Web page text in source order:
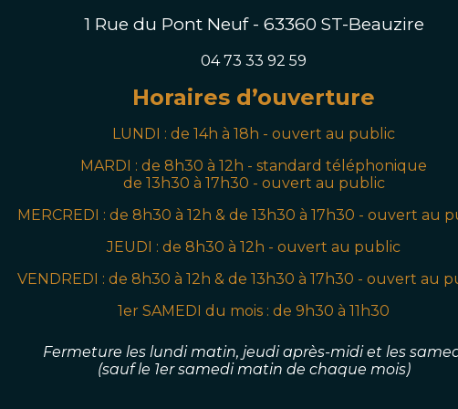
1 Rue du Pont Neuf - 63360 ST-Beauzire
04 73 33 92 59
Horaires d’ouverture
LUNDI : de 14h à 18h - ouvert au public
MARDI : de 8h30 à 12h - standard téléphonique
de 13h30 à 17h30 - ouvert au public
MERCREDI : de 8h30 à 12h & de 13h30 à 17h30 - ouvert au
JEUDI : de 8h30 à 12h - ouvert au public
VENDREDI : de 8h30 à 12h & de 13h30 à 17h30 - ouvert au
1er SAMEDI du mois : de 9 h30 à 11h30
Fermeture les lundi matin, jeudi après-midiet les
(sauf le 1er samedi matin de chaque mois)